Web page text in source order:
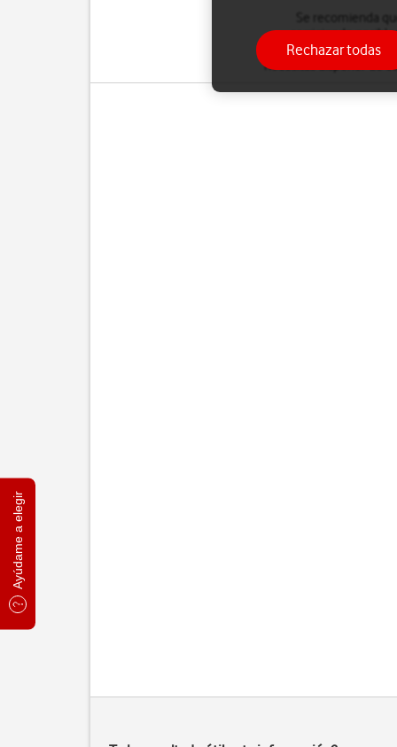
Ayúdame a elegir
corrigiendo
memoria, o al menos,
necesitas disponer de
Rechazar todas